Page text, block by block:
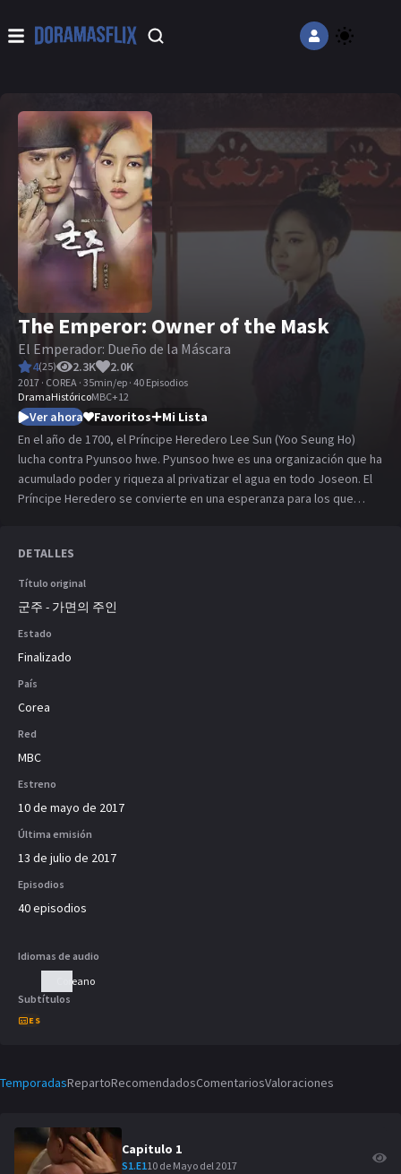
The Emperor: Owner of the Mask
El Emperador: Dueño de la Máscara
4(25) 2.3K 2.0K
2017 · COREA · 35min/ep · 40 Episodios
DramaHistóricoMBC+12
Ver ahora Favoritos
Mi Lista
En el año de 1700, el Príncipe Heredero Lee Sun (Yoo Seung Ho)
lucha contra Pyunsoo hwe. Pyunsoo hwe es una organización que ha
acumulado poder y riqueza al privatizar el agua en todo Joseon. El
Príncipe Heredero se convierte en una esperanza para los que
(doble) (L) es una persona pobre pero muy inteligente, aprende a
leer y a escribir gracias a Ga Eun, él suele ayudar al Príncipe
DETALLES
Título original
군주 - 가면의 주인
Estado
Finalizado
País
Corea
Red
MBC
Estreno
10 de mayo de 2017
Última emisión
13 de julio de 2017
Episodios
40 episodios
Idiomas de audio
Coreano
Subtítulos
ES
TemporadasRepartoRecomendadosComentariosValoraciones
Capitulo 1
S1.E110 de Mayo del 2017